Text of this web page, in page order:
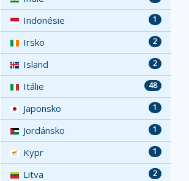
1
Indonésie
2
Irsko
2
Island
48
Itálie
1
Japonsko
1
Jordánsko
1
Kypr
2
Litva